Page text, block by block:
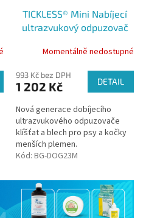
TICKLESS® Mini Nabíjecí
ultrazvukový odpuzovač
Marigold
Momentálně nedostupné
993 Kč bez DPH
1 202 Kč DETAIL
Nová generace dobíjecího
ultrazvukového odpuzovače
klíšťat a blech pro psy a kočky
menších plemen.
Kód: BG-DOG23M